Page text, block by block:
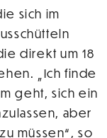
sich im
direkt um 18
„Ich finde
geht, sich ein
aber
müssen“, so